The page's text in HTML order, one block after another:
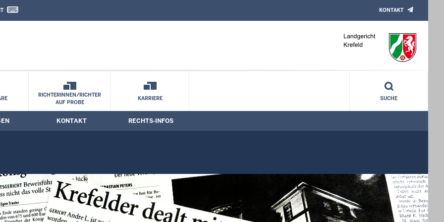
Kontaktformular
KONTAKT
RICHTERINNEN/RICHTER
AUF PROBE
KARRIERE SUCHE
KONTAKT RECHTS-INFOS